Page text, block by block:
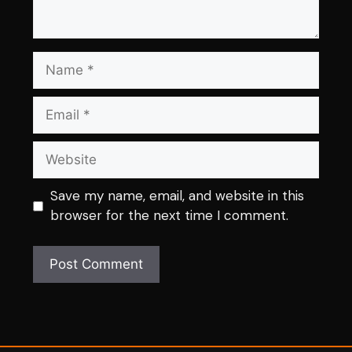
Name
Email
Website
Save my name, email, and website in this
browser for the next time I comment.